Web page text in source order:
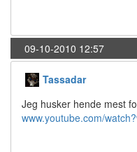
09-10-2010 12:57
Tassadar
Jeg husker hende mest
www.youtube.com/